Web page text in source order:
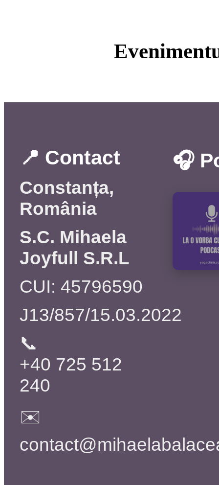
📍 Contact
Constanța,
România
S.C. Mihaela
Joyfull S.R.L
CUI: 45796590
J13/857/15.03.2022
📞
+40 725 512
240
✉️
🎧